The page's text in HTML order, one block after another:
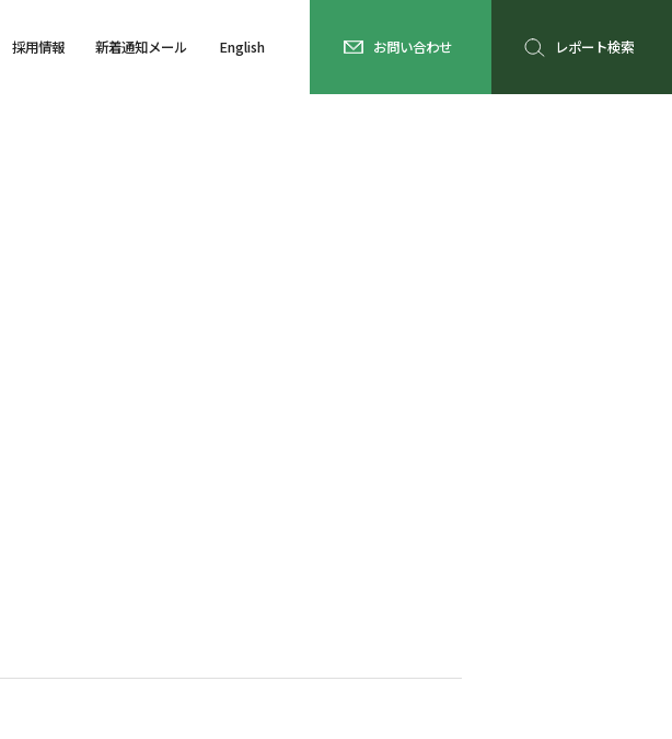
採用情報 新着通知メール English お問い合わせ レポート検索